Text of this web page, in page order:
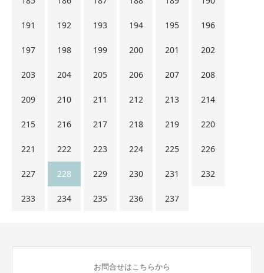
191 192 193 194 195 196
197 198 199 200 201 202
203 204 205 206 207 208
209 210 211 212 213 214
215 216 217 218 219 220
221 222 223 224 225 226
227 228 229 230 231 232
233 234 235 236 237
お問合せはこちらから